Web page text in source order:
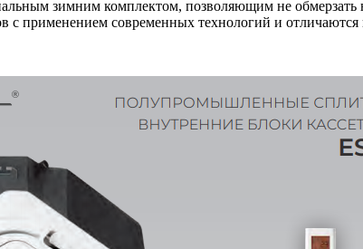
зимним комплектом, позволяющим не
с применением современных технологий и